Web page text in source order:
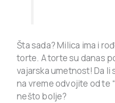
Šta sada? Milica ima i
torte. A torte su danas
vajarska umetnost! Da li
na vreme odvojite od te
nešto bolje?